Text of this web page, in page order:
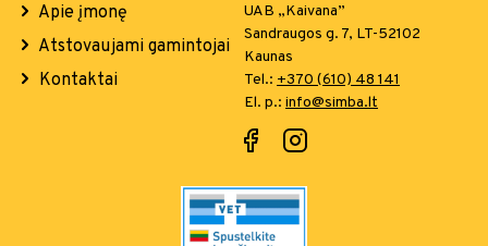
Apie įmonę
Atstovaujami gamintojai
Kontaktai
UAB „Kaivana”
Sandraugos g. 7, LT-52102
Kaunas
Tel.: +370 (610) 48 141
El. p.: info@simba.lt